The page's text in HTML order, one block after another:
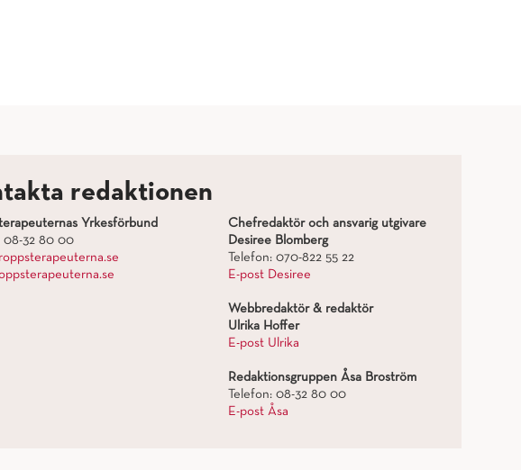
redaktionen
Yrkesförbund
08-32 80 00
Chefredaktör och ansvarig utgivare
Desiree Blomberg
Telefon: 070-822 55 22
E-post Desiree
Webbredaktör & redaktör
Ulrika Hoffer
E-post Ulrika
Redaktionsgruppen Åsa Broström
Telefon: 08-32 80 00
E-post Åsa